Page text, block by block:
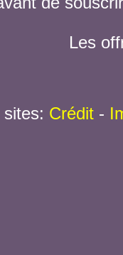
Les
Crédit-